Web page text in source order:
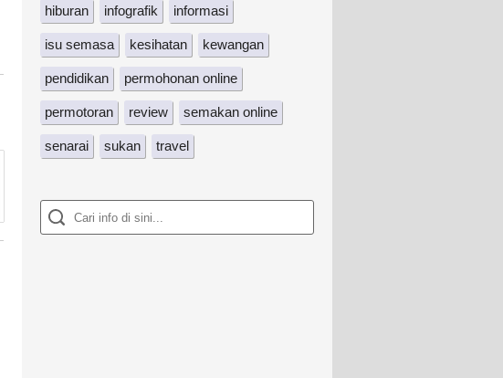
hiburan infografik informasi
isu semasa kesihatan kewangan
pendidikan permohonan online
permotoran review semakan online
senarai sukan travel